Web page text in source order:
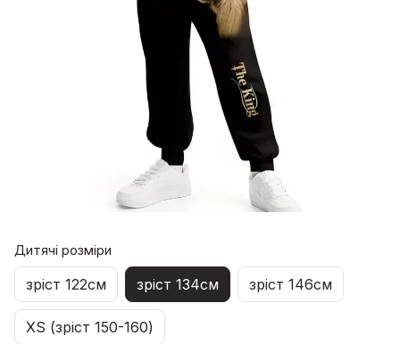
Дитячі розміри
зріст 122см зріст 134см зріст 146см
XS (зріст 150-160)